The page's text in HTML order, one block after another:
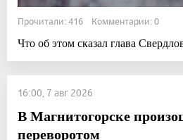
Прочитали: 416 Комментарии: 0
Что об этом сказал глава
16:00, 7 авг 2026
В Магнитогорске
переворотом